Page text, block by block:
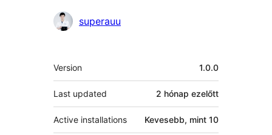
Közreműködők
superauu
Meta
Version 1.0.0
Last updated 2 hónap ezelőtt
Active installations Kevesebb, mint 10